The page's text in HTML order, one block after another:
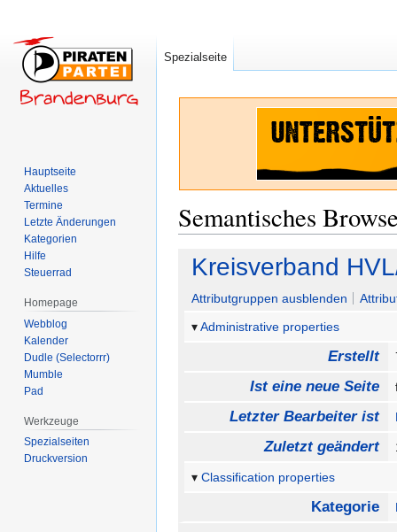
Semantisches
Zur
Navigation
springen
Zur
Suche
springen
Kreisverband
Attributgruppen ausblenden
Administrative properties
Erstellt
Ist eine neue Seite
Letzter Bearbeiter ist
Zuletzt geändert
Classification properties
Kategorie
Spezialseite
Hauptseite
Aktuelles
Termine
Letzte Änderungen
Kategorien
Hilfe
Steuerrad
Homepage
Webblog
Kalender
Dudle (Selectorrr)
Mumble
Pad
Werkzeuge
Spezialseiten
Druckversion